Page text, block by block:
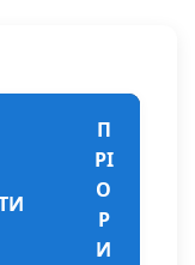
П
РІ
О
Р
И